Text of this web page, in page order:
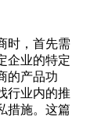
时，首先需
企业的特定
的产品功
行业内的推
措施。这篇